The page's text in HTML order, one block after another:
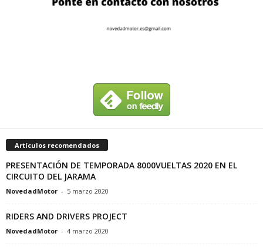
Artículos recomendados
PRESENTACIÓN DE TEMPORADA 8000VUELTAS 2020 EN EL
CIRCUITO DEL JARAMA
NovedadMotor - 5 marzo 2020
RIDERS AND DRIVERS PROJECT
NovedadMotor - 4 marzo 2020